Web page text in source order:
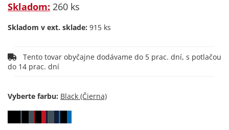
Skladom: 260 ks
Skladom v ext. sklade: 915 ks
do 14 prac. dní
Vyberte farbu: